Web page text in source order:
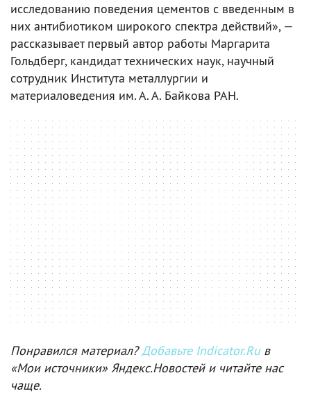
исследованию поведения цементов с введенным в
них антибиотиком широкого спектра действий», —
рассказывает первый автор работы Маргарита
Гольдберг, кандидат технических наук, научный
сотрудник Института металлургии и
материаловедения им. А. А. Байкова РАН.
Понравился материал?Добавьте Indicator.Ruв
«Мои источники» Яндекс.Новостей и читайте нас
чаще.